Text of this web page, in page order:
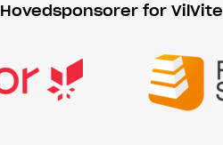
Hovedsponsorer for VilVite